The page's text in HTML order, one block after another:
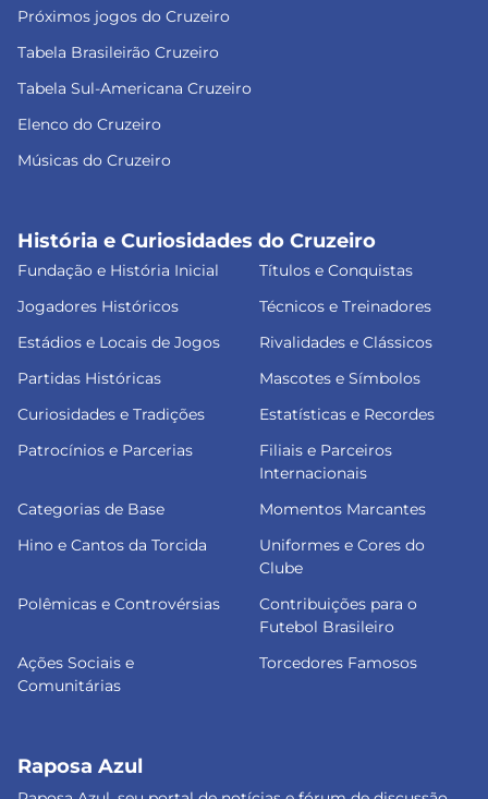
Próximos jogos do Cruzeiro
Tabela Brasileirão Cruzeiro
Tabela Sul-Americana Cruzeiro
Elenco do Cruzeiro
Músicas do Cruzeiro
História e Curiosidades do Cruzeiro
Fundação e História Inicial
Títulos e Conquistas
Jogadores Históricos
Técnicos e Treinadores
Estádios e Locais de Jogos
Rivalidades e Clássicos
Partidas Históricas
Mascotes e Símbolos
Curiosidades e Tradições
Estatísticas e Recordes
Patrocínios e Parcerias
Filiais e Parceiros
Internacionais
Categorias de Base
Momentos Marcantes
Hino e Cantos da Torcida
Uniformes e Cores do
Clube
Polêmicas e Controvérsias
Contribuições para o
Futebol Brasileiro
Ações Sociais e
Comunitárias
Torcedores Famosos
Raposa Azul